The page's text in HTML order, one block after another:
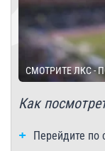
СМОТРИТЕ ЛКС -
Как
Перейдите по